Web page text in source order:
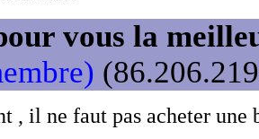
vous la
, il ne faut pas acheter une